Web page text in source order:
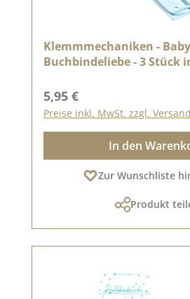
Klemmmechaniken -
Buchbindeliebe - 3 Stück
Regulärer Preis:
5,95 €
Preise inkl. MwSt. zzgl.
In den
Zur Wunschliste
Produkt